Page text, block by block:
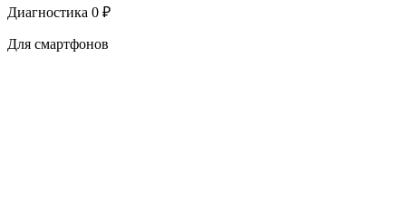
Диагностика 0 ₽
Для смартфонов